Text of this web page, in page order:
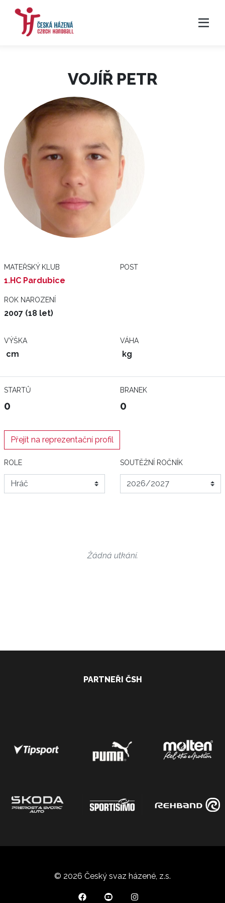
VOJÍŘ PETR
MATEŘSKÝ KLUB
1.HC Pardubice
POST
ROK NAROZENÍ
2007 (18 let)
VÝŠKA
cm
VÁHA
kg
STARTŮ
0
BRANEK
0
Přejít na reprezentační profil
ROLE SOUTĚŽNÍ ROČNÍK
Žádná utkání.
PARTNEŘI ČSH
© 2026 Český svaz házené, z.s.